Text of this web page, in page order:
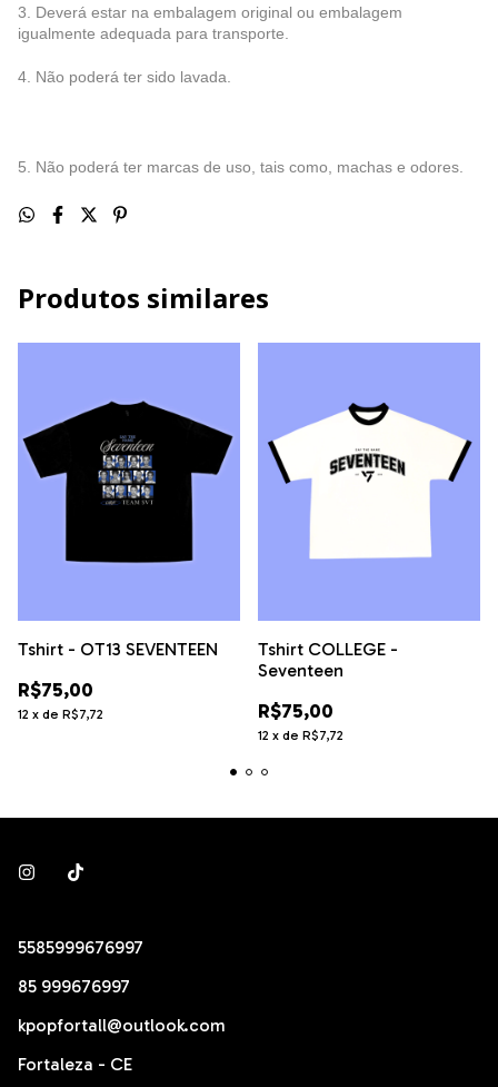
3. Deverá estar na embalagem original ou embalagem
igualmente adequada para transporte.
4. Não poderá ter sido lavada.
5. Não poderá ter marcas de uso, tais como, machas e odores.
Produtos similares
Tshirt - OT13 SEVENTEEN
R$75,00
12 x de R$7,72
Tshirt COLLEGE -
Seventeen
R$75,00
12 x de R$7,72
5585999676997
85 999676997
kpopfortall@outlook.com
Fortaleza - CE